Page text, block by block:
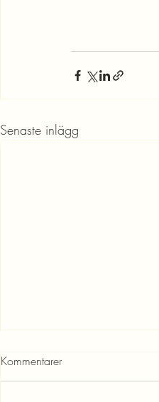
Senaste inlägg
Kommentarer